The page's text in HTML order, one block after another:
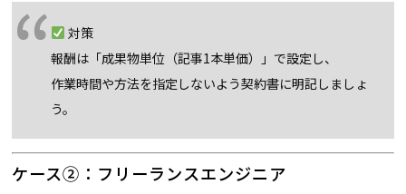
対策
報酬は「成果物単位（記事1本単価）」で設定し、
作業時間や方法を指定しないよう契約書に明記しましょ
う。
ケース②：フリーランスエンジニア